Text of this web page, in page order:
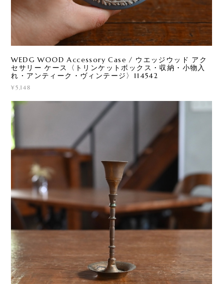
WEDG WOOD Accessory Case / ウエッジウッド アク
セサリー ケース〈トリンケットボックス・収納・小物入
れ・アンティーク・ヴィンテージ〉114542
¥5,148